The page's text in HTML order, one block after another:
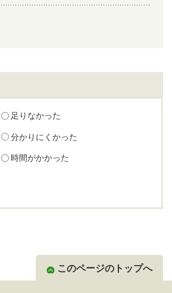
足りなかった
分かりにくかった
時間がかかった
このページのトップへ